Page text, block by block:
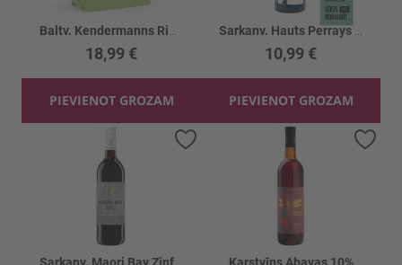
18,99 €
PIEVIENOT GROZAM
10,99 €
PIEVIENOT GROZAM